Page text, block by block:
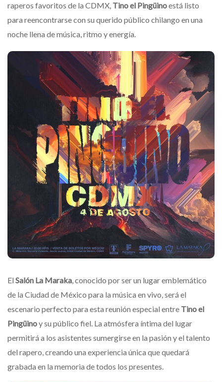
raperos favoritos de la CDMX, Tino el Pingüinoestá listo
para reencontrarse con su querido público chilango en una
noche llena de música, ritmo y energía.
El Salón La Maraka, conocido por ser un lugar emblemático
de la Ciudad de México para la música en vivo, será el
escenario perfecto para esta reunión especial entre Tino el
Pingüinoy su público fiel. La atmósfera íntima del lugar
permitirá a los asistentes sumergirse en la pasión y el talento
del rapero, creando una experiencia única que quedará
grabada en la memoria de todos los presentes.